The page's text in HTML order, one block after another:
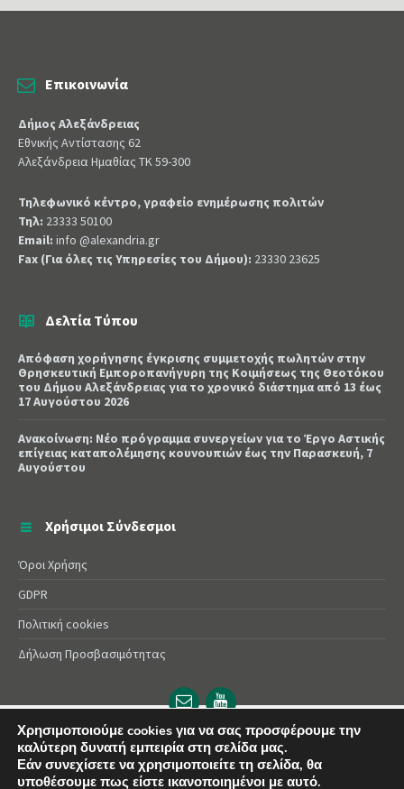
Επικοινωνία
Δήμος Αλεξάνδρειας
Εθνικής Αντίστασης 62
Αλεξάνδρεια Ημαθίας ΤΚ 59-300
Τηλεφωνικό κέντρο, γραφείο ενημέρωσης πολιτών
Τηλ: 23333 50100
Email: info @alexandria.gr
Fax (Για όλες τις Υπηρεσίες του Δήμου): 23330 23625
Δελτία Τύπου
Απόφαση χορήγησης έγκρισης συμμετοχής πωλητών στην
Θρησκευτική Εμποροπανήγυρη της Κοιμήσεως της Θεοτόκου
του Δήμου Αλεξάνδρειας για το χρονικό διάστημα από 13 έως
17 Αυγούστου 2026
Ανακοίνωση: Νέο πρόγραμμα συνεργείων για το Έργο Αστικής
επίγειας καταπολέμησης κουνουπιών έως την Παρασκευή, 7
Αυγούστου
Χρήσιμοι Σύνδεσμοι
Όροι Χρήσης
GDPR
Πολιτική cookies
Δήλωση Προσβασιμότητας
Email
url
YouTube
url
© 2025 Δήμος Αλεξάνδρειας | Powered byApogee
Χρησιμοποιούμε cookies για να σας προσφέρουμε την
καλύτερη δυνατή εμπειρία στη σελίδα μας.
Εάν συνεχίσετε να χρησιμοποιείτε τη σελίδα, θα
υποθέσουμε πως είστε ικανοποιημένοι με αυτό.